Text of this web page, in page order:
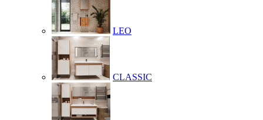
LEO
CLASSIC